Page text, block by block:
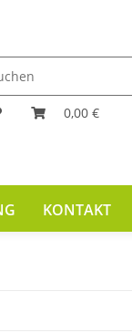
0,00 €
KONTAKT